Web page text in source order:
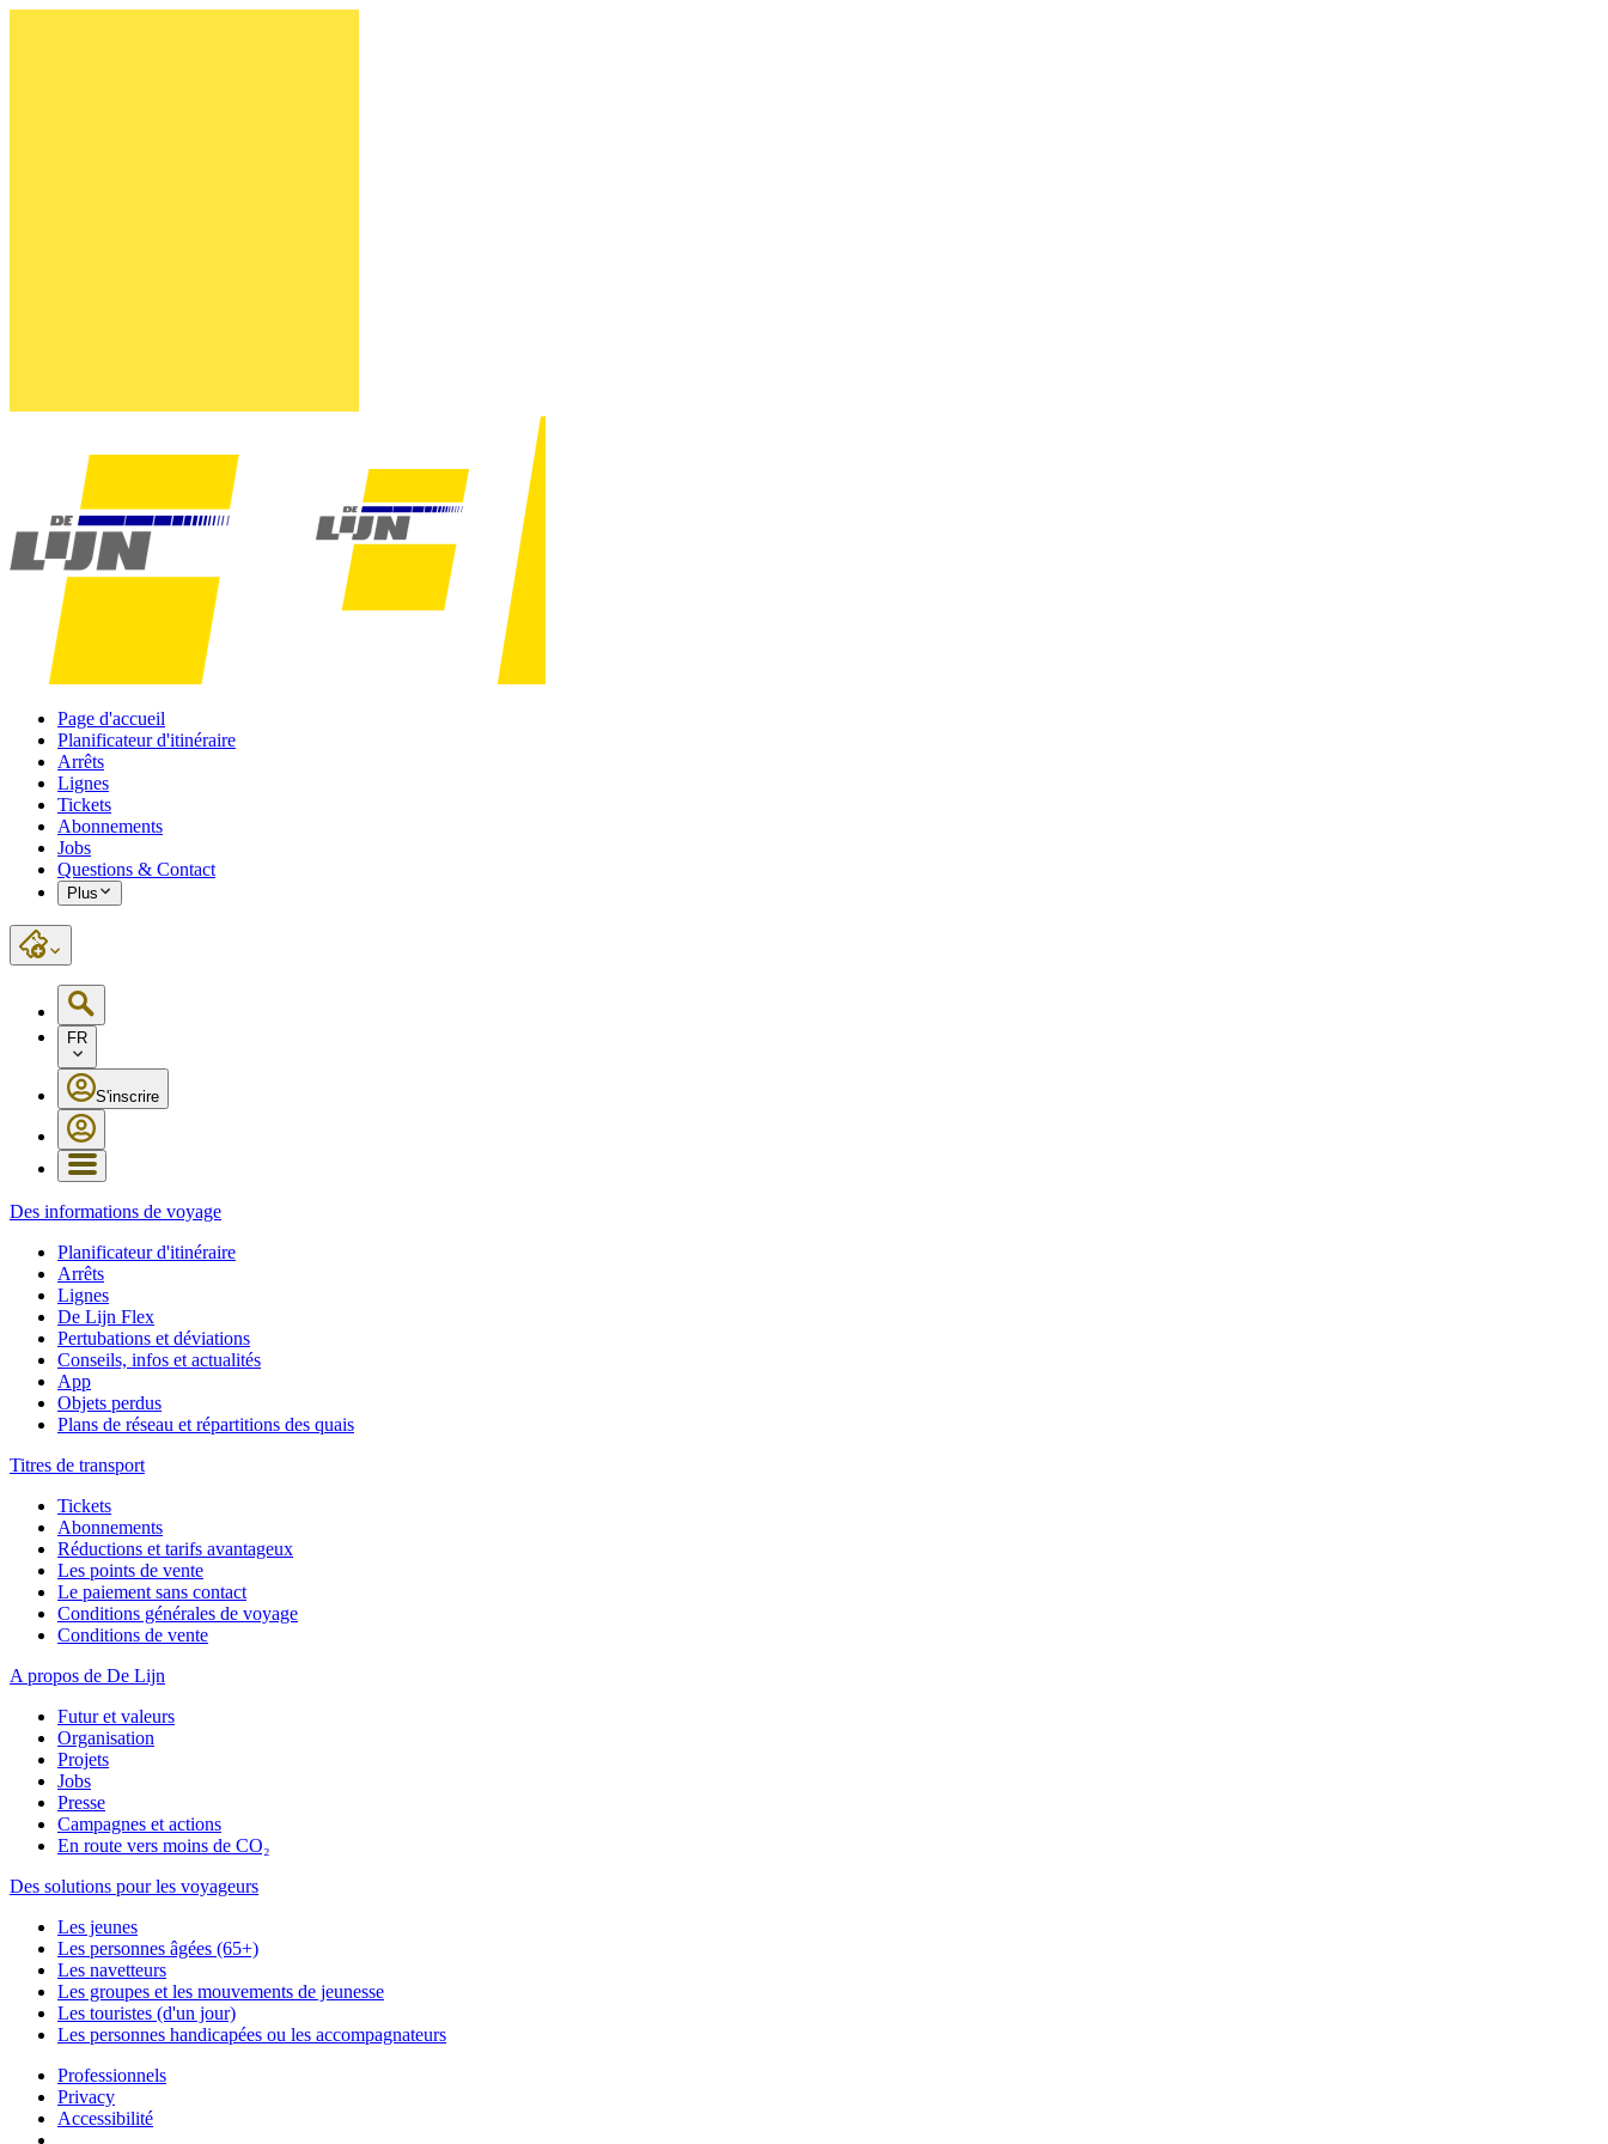
Page d'accueil
Planificateur d'itinéraire
Arrêts
Lignes
Tickets
Abonnements
Jobs
Questions & Contact
Plus
FR
S'inscrire
Des informations de voyage
Planificateur d'itinéraire
Arrêts
Lignes
De Lijn Flex
Pertubations et déviations
Conseils, infos et actualités
App
Objets perdus
Plans de réseau et répartitions des quais
Titres de transport
Tickets
Abonnements
Réductions et tarifs avantageux
Les points de vente
Le paiement sans contact
Conditions générales de voyage
Conditions de vente
A propos de De Lijn
Futur et valeurs
Organisation
Projets
Jobs
Presse
Campagnes et actions
En route vers moins de CO₂
Des solutions pour les voyageurs
Les jeunes
Les personnes âgées (65+)
Les navetteurs
Les groupes et les mouvements de jeunesse
Les touristes (d'un jour)
Les personnes handicapées ou les accompagnateurs
Professionnels
Privacy
Accessibilité